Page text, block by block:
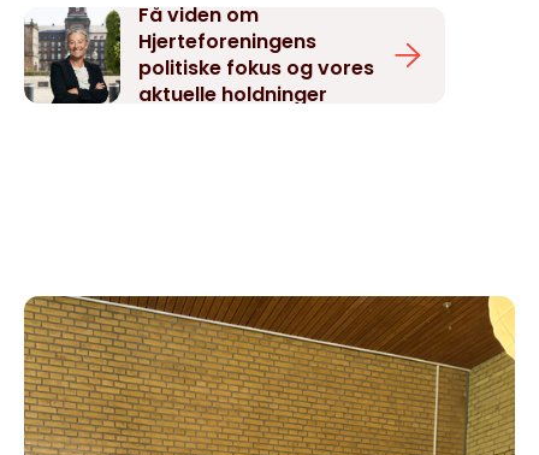
Få viden om
Hjerteforeningens
politiske fokus og vores
aktuelle holdninger